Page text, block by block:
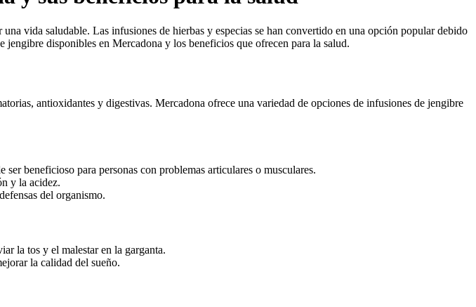
vida saludable. Las infusiones de hierbas y especias se han convertido en una opción popular debido
disponibles en Mercadona y los beneficios que ofrecen para la salud.
antioxidantes y digestivas. Mercadona ofrece una variedad de opciones de infusiones de jengibre
beneficioso para personas con problemas articulares o musculares.
y la acidez.
del organismo.
la tos y el malestar en la garganta.
la calidad del sueño.